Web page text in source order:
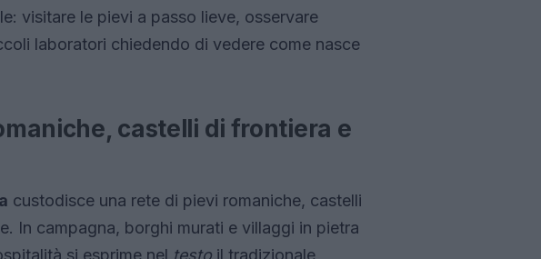
visitare le pievi a passo lieve, osservare
laboratori chiedendo di vedere come nasce
castelli di frontiera e
custodisce una rete di pievi romaniche, castelli
In campagna, borghi murati e villaggi in pietra
si esprime nel testo il tradizionale